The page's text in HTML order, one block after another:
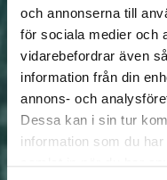
och annonserna till
för sociala medier och
vidarebefordrar även
information från din
annons- och
Dessa kan i sin tur
information som du
FRAMSIDAN